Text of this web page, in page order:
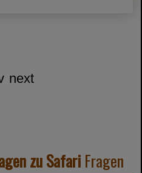
next
zu Safari Fragen